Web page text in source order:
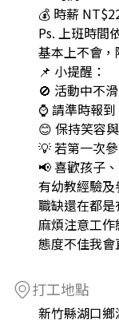
💰 時薪
Ps. 上班時間
基本上不會，
📌 小提醒：
🚫 活動中不
⌚ 請準時報
😊 保持笑容
💡 若第一次
📢 喜歡孩子
有幼教經驗及
職缺還在都
麻煩注意工
態度不佳我
打工地點
新竹縣湖口